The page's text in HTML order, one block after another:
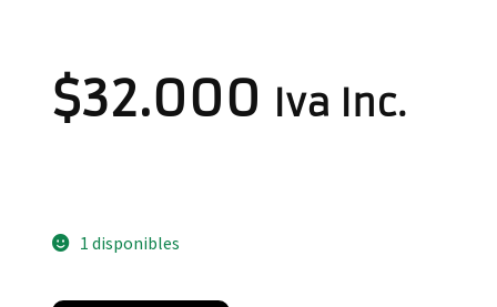
$32.000 Iva Inc.
1 disponibles